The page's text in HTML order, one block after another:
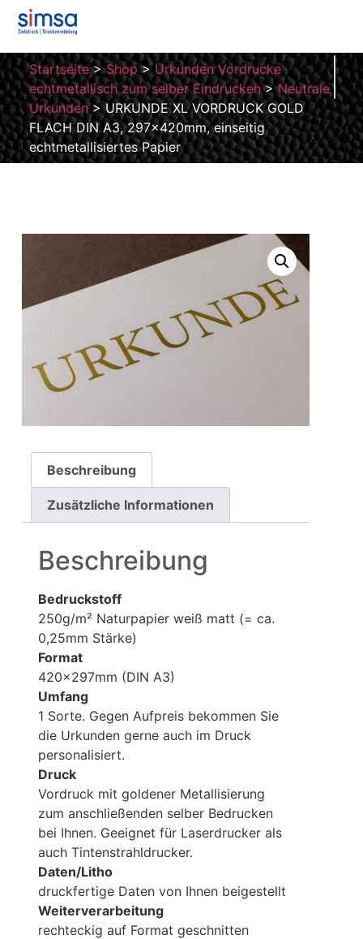
Startseite>Shop>Urkunden Vordrucke
echtmetallisch zum selber Eindrucken>Neutrale
Urkunden>URKUNDE XL VORDRUCK GOLD
FLACH DIN A3, 297x420mm, einseitig
echtmetallisiertes Papier
Beschreibung
Zusätzliche Informationen
Beschreibung
Bedruckstoff
250g/m² Naturpapier weiß matt (= ca.
0,25mm Stärke)
Format
420x297mm (DIN A3)
Umfang
1 Sorte. Gegen Aufpreis bekommen Sie
die Urkunden gerne auch im Druck
personalisiert.
Druck
Vordruck mit goldener Metallisierung
zum anschließenden selber Bedrucken
bei Ihnen. Geeignet für Laserdrucker als
auch Tintenstrahldrucker.
Daten/Litho
druckfertige Daten von Ihnen beigestellt
Weiterverarbeitung
rechteckig auf Format geschnitten